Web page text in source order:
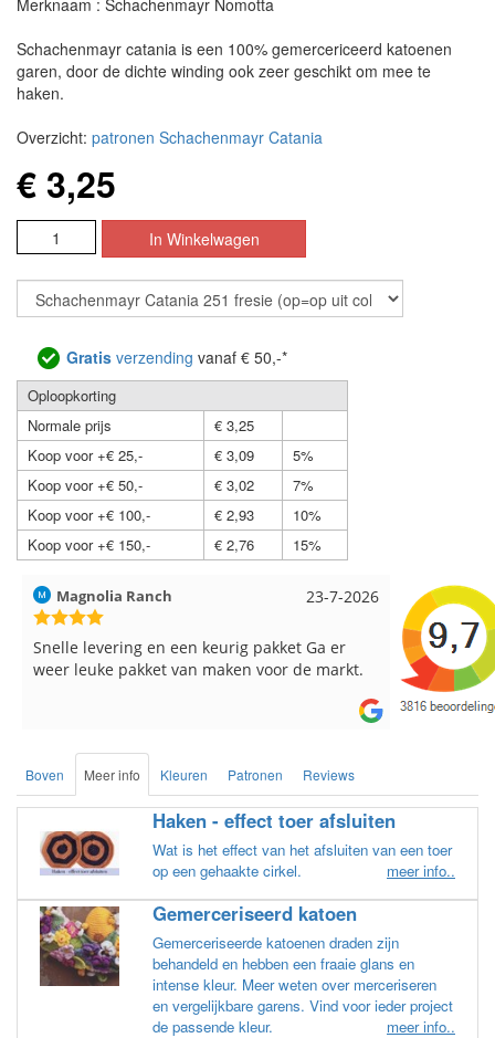
Merknaam : Schachenmayr Nomotta
Schachenmayr catania is een 100% gemercericeerd katoenen
garen, door de dichte winding ook zeer geschikt om mee te
haken.
Overzicht: patronen Schachenmayr Catania
€ 3,25
Gratis verzending vanaf € 50,-*
Oploopkorting
Normale prijs
€ 3,25
Koop voor +€ 25,-
€ 3,09
5%
Koop voor +€ 50,-
€ 3,02
7%
Koop voor +€ 100,-
€ 2,93
10%
Koop voor +€ 150,-
€ 2,76 15%
23-7-2026
Magnolia Ranch
Snelle levering en een keurig pakket Ga er
weer leuke pakket van maken voor de markt.
Hilde uit
Reeds
de service.
Boven Meer info Kleuren Patronen Reviews
Haken - effect toer afsluiten
Wat is het effect van het afsluiten van een toer
op een gehaakte cirkel.
meer info..
Gemerceriseerd katoen
Gemerceriseerde katoenen draden zijn
behandeld en hebben een fraaie glans en
intense kleur. Meer weten over merceriseren
en vergelijkbare garens. Vind voor ieder project
de passende kleur.
meer info..